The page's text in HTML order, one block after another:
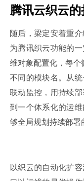
腾讯云织云
随后，梁定安着重
为腾讯织云功能的
维对象配置化，每个
不同的模块名。从
联动监控，用持续
到一个体系化的运
够全局规划持续部署
以织云的自动化扩